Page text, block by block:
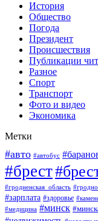
История
Общество
Погода
Президент
Происшествия
Публикации
Разное
Спорт
Транспорт
Фото и видео
Экономика
Метки
#авто #автобус
#брест
#гродненская_область #гродно
#зарплата #здоровье
#медицина #минск